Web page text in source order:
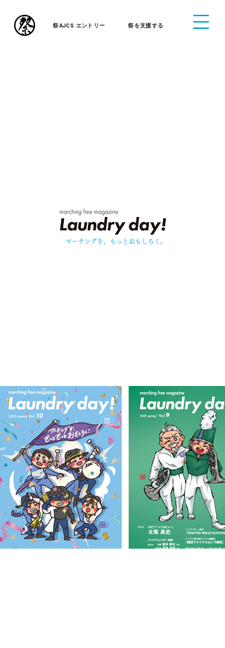
祭AJCS エントリー 祭を支援する
​マーチングを、もっとおもしろく。